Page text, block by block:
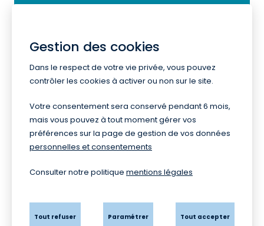
Le Magazine
de l'Agglo
Gestion des cookies
Dans le respect de votre vie privée, vous pouvez
contrôler les cookies à activer ou non sur le site.
Votre consentement sera conservé pendant 6 mois,
mais vous pouvez à tout moment gérer vos
préférences sur la page de gestion de vos données
personnelles et consentements
Consulter notre politique mentions légales
Tout refuser Paramétrer Tout accepter